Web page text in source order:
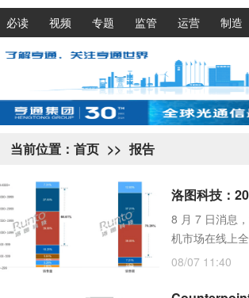
必读 视频 专题 监管 运营 制造
当前位置： 首页 >> 报告
8 月 7 日消息
机市场在线上
08/07 11:40